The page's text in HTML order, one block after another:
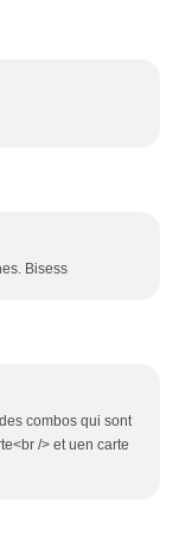
Bisess
combos qui sont
/> et uen carte